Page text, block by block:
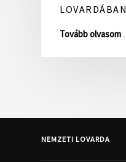
LOVARDÁBAN
Tovább olvasom
NEMZETI LOVARDA